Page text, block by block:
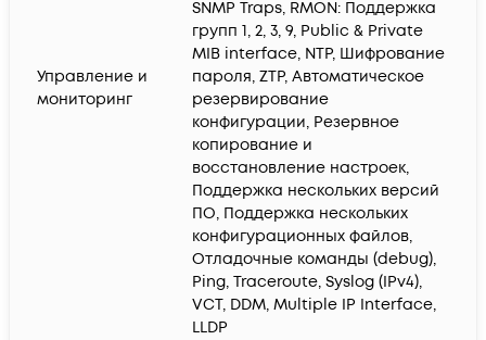
Управление и
мониторинг
SNMP Traps, RMON: Поддержка
групп 1, 2, 3, 9, Public & Private
MIB interface, NTP, Шифрование
пароля, ZTP, Автоматическое
резервирование
конфигурации, Резервное
копирование и
восстановление настроек,
Поддержка нескольких версий
ПО, Поддержка нескольких
конфигурационных файлов,
Отладочные команды (debug),
Ping, Traceroute, Syslog (IPv4),
VCT, DDM, Multiple IP Interface,
LLDP